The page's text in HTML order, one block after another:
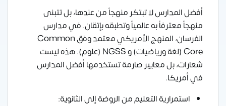
أفضل المدارس لا تبتكر منهجاً من عندها، بل تتبنى
منهجاً معترفاً به عالمياً وتطبقه بإتقان. في مدارس
الفرسان، المنهج الأمريكي معتمد وفق Common
Core (لغة ورياضيات) و NGSS (علوم). هذه ليست
شعارات، بل معايير صارمة تستخدمها أفضل المدارس
في أمريكا.
استمرارية التعليم من الروضة إلى الثانوية: